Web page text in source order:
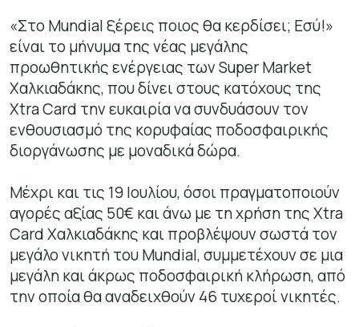
«Στο Mundial ξέρεις ποιος θα κερδίσει; Εσύ!»
είναι το μήνυμα της νέας μεγάλης
προωθητικής ενέργειας των Super Market
Χαλκιαδάκης, που δίνει στους κατόχους της
Xtra Card την ευκαιρία να συνδυάσουν τον
ενθουσιασμό της κορυφαίας ποδοσφαιρικής
διοργάνωσης με μοναδικά δώρα.
Μέχρι και τις 19 Ιουλίου, όσοι πραγματοποιούν
αγορές αξίας 50€ και άνω με τη χρήση της Xtra
Card Χαλκιαδάκης και προβλέψουν σωστά τον
μεγάλο νικητή του Mundial, συμμετέχουν σε μια
μεγάλη και άκρως ποδοσφαιρική κλήρωση, από
την οποία θα αναδειχθούν 46 τυχεροί νικητές.